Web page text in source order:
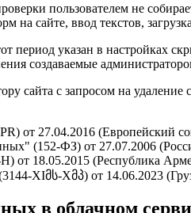
пользователем не
на сайте, ввод текстов,
период указан в настройках
создаваемые
сайта с запросом на
от 27.04.2016 (Европейский
(152-ФЗ) от 27.07.2006
от 18.05.2015 (Республика
XIმს-Xმპ) от 14.06.2023
в облачном